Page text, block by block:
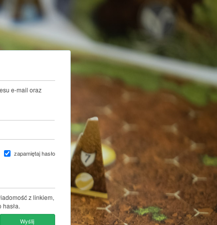
e-mail oraz
zapamiętaj hasło
z linkiem,
Wyślij